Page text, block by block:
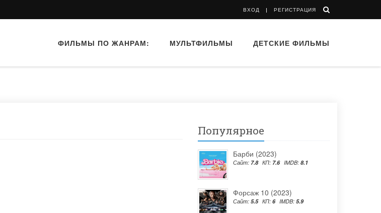
ВХОД РЕГИСТРАЦИЯ
ФИЛЬМЫ ПО ЖАНРАМ: МУЛЬТФИЛЬМЫ ДЕТСКИЕ ФИЛЬМЫ
Популярное
Барби (2023)
Сайт: 7.8 КП: 7.6 IMDB: 8.1
Форсаж 10 (2023)
Сайт: 5.5 КП: 6 IMDB: 5.9